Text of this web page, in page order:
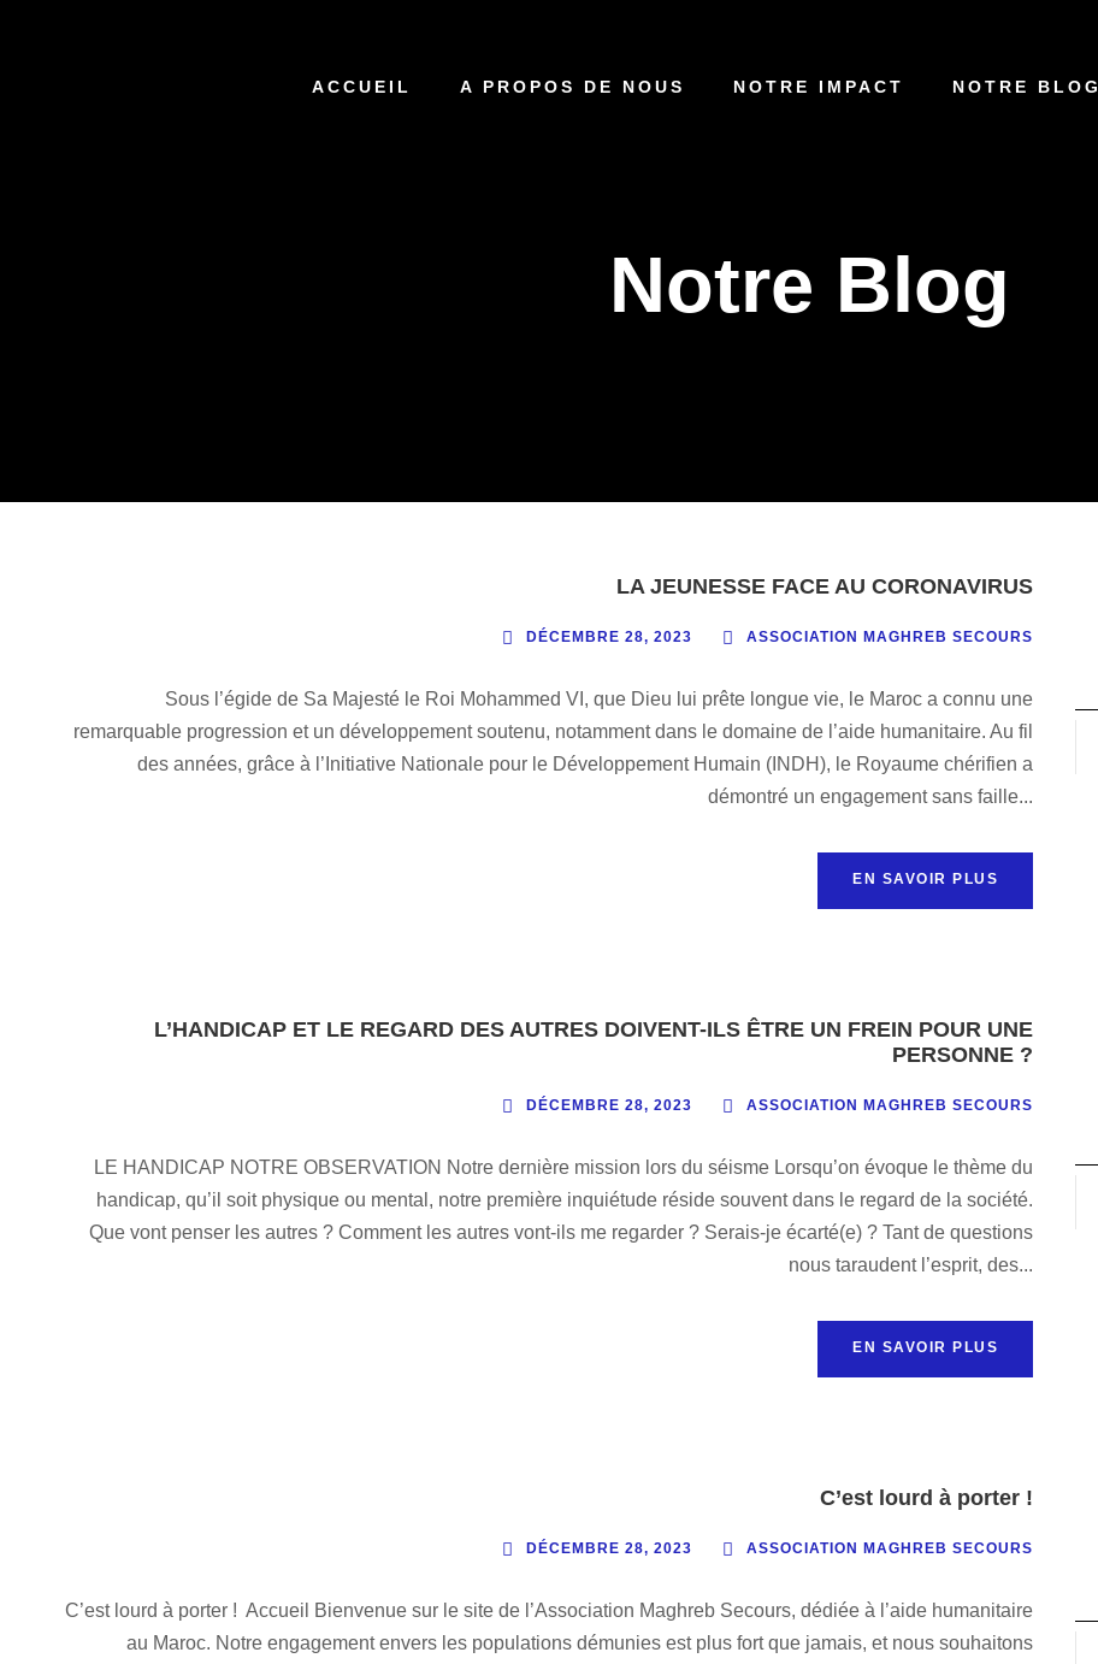
ACCUEIL A PROPOS DE NOUS NOTRE IMPACT NOTRE BLOG
Notre Blog
LA JEUNESSE FACE AU CORONAVIRUS
DÉCEMBRE 28, 2023 ASSOCIATION MAGHREB SECOURS
Sous l’égide de Sa Majesté le Roi Mohammed VI, que Dieu lui prête longue vie, le Maroc a connu une
remarquable progression et un développement soutenu, notamment dans le domaine de l’aide humanitaire. Au fil
des années, grâce à l’Initiative Nationale pour le Développement Humain (INDH), le Royaume chérifien a
démontré un engagement sans faille...
EN SAVOIR PLUS
L’HANDICAP ET LE REGARD DES AUTRES DOIVENT-ILS ÊTRE UN FREIN POUR UNE
PERSONNE ?
DÉCEMBRE 28, 2023 ASSOCIATION MAGHREB SECOURS
LE HANDICAP NOTRE OBSERVATION Notre dernière mission lors du séisme Lorsqu’on évoque le thème du
handicap, qu’il soit physique ou mental, notre première inquiétude réside souvent dans le regard de la société.
Que vont penser les autres ? Comment les autres vont-ils me regarder ? Serais-je écarté(e) ? Tant de questions
nous taraudent l’esprit, des...
EN SAVOIR PLUS
C’est lourd à porter !
DÉCEMBRE 28, 2023 ASSOCIATION MAGHREB SECOURS
C’est lourd à porter ! Accueil Bienvenue sur le site de l’Association Maghreb Secours, dédiée à l’aide humanitaire
au Maroc. Notre engagement envers les populations démunies est plus fort que jamais, et nous souhaitons